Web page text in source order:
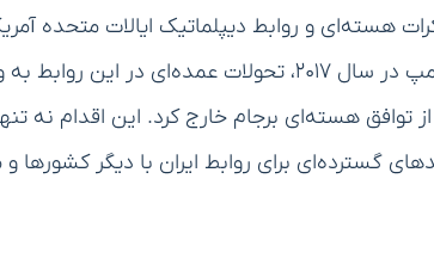
هسته‌ای و روابط دیپلماتیک ایالات متحده
جمهوری اسلامی ایران است. با روی کار آمدن دونالد ترامپ در سال ۲۰۱۷، تحولات عمده‌ای در این
هسته‌ای برجام خارج کرد. این اقدام نه تنها
گسترده‌ای برای روابط ایران با دیگر کشورها